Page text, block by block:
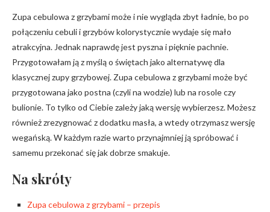
Zupa cebulowa z grzybami może i nie wygląda zbyt ładnie, bo po
połączeniu cebuli i grzybów kolorystycznie wydaje się mało
atrakcyjna. Jednak naprawdę jest pyszna i pięknie pachnie.
Przygotowałam ją z myślą o świętach jako alternatywę dla
klasycznej zupy grzybowej. Zupa cebulowa z grzybami może być
przygotowana jako postna (czyli na wodzie) lub na rosole czy
bulionie. To tylko od Ciebie zależy jaką wersję wybierzesz. Możesz
również zrezygnować z dodatku masła, a wtedy otrzymasz wersję
wegańską. W każdym razie warto przynajmniej ją spróbować i
samemu przekonać się jak dobrze smakuje.
Na skróty
Zupa cebulowa z grzybami – przepis